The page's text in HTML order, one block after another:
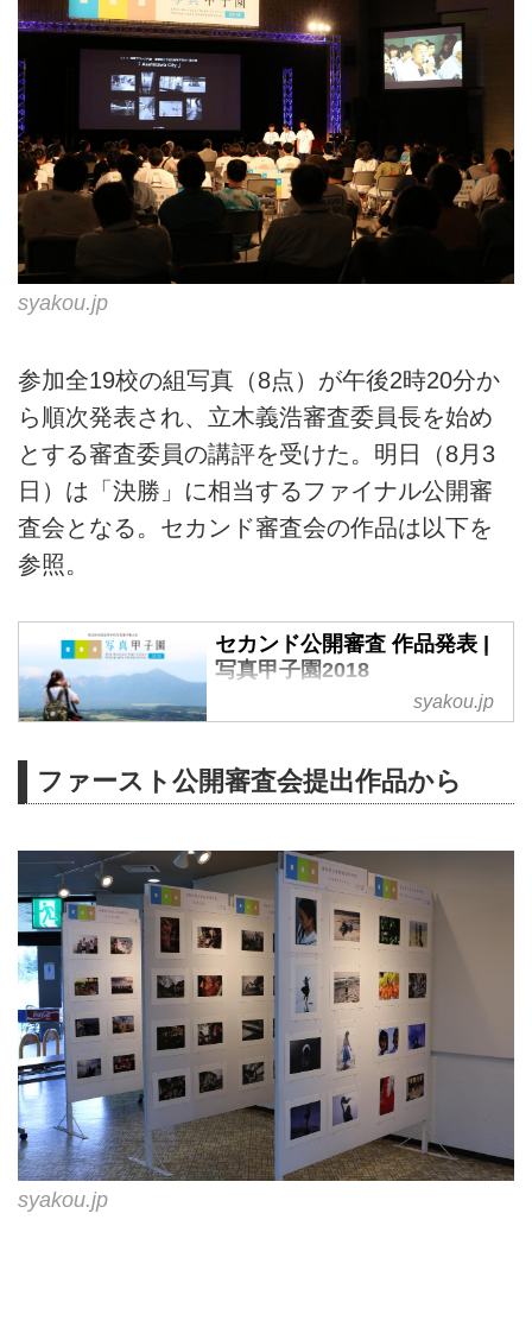
syakou.jp
参加全19校の組写真（8点）が午後2時20分か
ら順次発表され、立木義浩審査委員長を始め
とする審査委員の講評を受けた。明日（8月3
日）は「決勝」に相当するファイナル公開審
査会となる。セカンド審査会の作品は以下を
参照。
セカンド公開審査 作品発表 |
写真甲子園2018
写真甲子園2018本戦大会セカン
表します。
syakou.jp
ファースト公開審査会提出作品から
syakou.jp